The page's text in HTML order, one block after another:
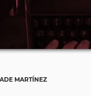
MARTÍNEZ